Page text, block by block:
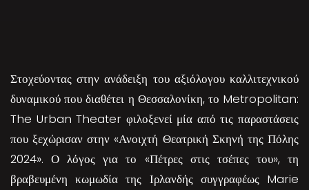
Στοχεύοντας στην ανάδειξη του αξιόλογου καλλιτεχνικού
δυναμικού που διαθέτει η Θεσσαλονίκη, το Metropolitan:
The Urban Theater φιλοξενεί μία από τις παραστάσεις
που ξεχώρισαν στην «Ανοιχτή Θεατρική Σκηνή της Πόλης
2024». Ο λόγος για το «Πέτρες στις τσέπες του», τη
βραβευμένη κωμωδία της Ιρλανδής συγγραφέως Marie